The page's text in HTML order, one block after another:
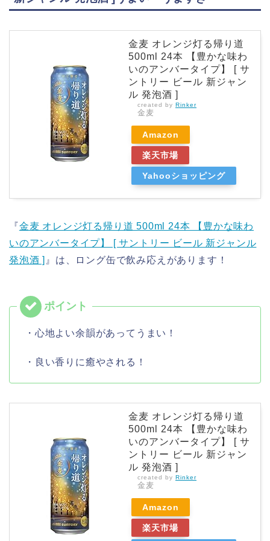
金麦 オレンジ灯る帰り道
500ml 24本 【豊かな味わ
いのアンバータイプ】 [ サ
ントリー ビール 新ジャン
ル 発泡酒 ]
created by Rinker
金麦
Amazon
楽天市場
Yahooショッピング
『金麦 オレンジ灯る帰り道 500ml 24本 【豊かな味わ
いのアンバータイプ】 [ サントリー ビール 新ジャンル
発泡酒 ] 』は、ロング缶で飲み応えがあります！
・心地よい余韻があってうまい！
・良い香りに癒やされる！
金麦 オレンジ灯る帰り道
500ml 24本 【豊かな味わ
いのアンバータイプ】 [ サ
ントリー ビール 新ジャン
ル 発泡酒 ]
created by Rinker
金麦
Amazon
楽天市場